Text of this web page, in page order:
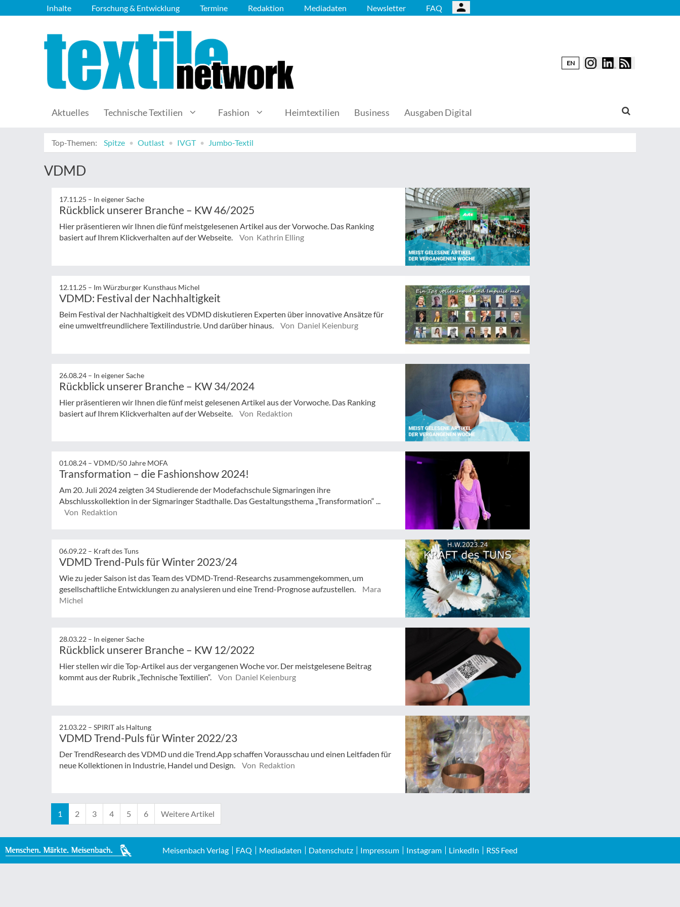
Inhalte Forschung & Entwicklung Termine Redaktion Mediadaten Newsletter FAQ
EN
Aktuelles Technische Textilien Fashion Heimtextilien Business Ausgaben Digital
Top-Themen: Spitze Outlast IVGT Jumbo-Textil
VDMD
17.11.25 – In eigener Sache
Rückblick unserer Branche – KW 46/2025
Hier präsentieren wir Ihnen die fünf meistgelesenen Artikel aus der Vorwoche. Das Ranking
basiert auf Ihrem Klickverhalten auf der Webseite.
Von Kathrin Elling
12.11.25 – Im Würzburger Kunsthaus Michel
VDMD: Festival der Nachhaltigkeit
Beim Festival der Nachhaltigkeit des VDMD diskutieren Experten über innovative Ansätze für
eine umweltfreundlichere Textilindustrie. Und darüber hinaus.
Von Daniel Keienburg
26.08.24 – In eigener Sache
Rückblick unserer Branche – KW 34/2024
Hier präsentieren wir Ihnen die fünf meist gelesenen Artikel aus der Vorwoche. Das Ranking
basiert auf Ihrem Klickverhalten auf der Webseite.
Von Redaktion
01.08.24 – VDMD/50 Jahre MOFA
Transformation – die Fashionshow 2024!
Am 20. Juli 2024 zeigten 34 Studierende der Modefachschule Sigmaringen ihre
Abschlusskollektion in der Sigmaringer Stadthalle. Das Gestaltungsthema „Transformation“ ...
Von Redaktion
06.09.22 – Kraft des Tuns
VDMD Trend-Puls für Winter 2023/24
Wie zu jeder Saison ist das Team des VDMD-Trend-Researchs zusammengekommen, um
gesellschaftliche Entwicklungen zu analysieren und eine Trend-Prognose aufzustellen.
Mara
Michel
28.03.22 – In eigener Sache
Rückblick unserer Branche – KW 12/2022
Hier stellen wir die Top-Artikel aus der vergangenen Woche vor. Der meistgelesene Beitrag
kommt aus der Rubrik „Technische Textilien“.
Von Daniel Keienburg
21.03.22 – SPIRIT als Haltung
VDMD Trend-Puls für Winter 2022/23
Der TrendResearch des VDMD und die Trend.App schaffen Vorausschau und einen Leitfaden für
neue Kollektionen in Industrie, Handel und Design.
Von Redaktion
1 2 3 4 5 6 Weitere Artikel
Meisenbach Verlag FAQ Mediadaten Datenschutz Impressum Instagram LinkedIn RSS Feed